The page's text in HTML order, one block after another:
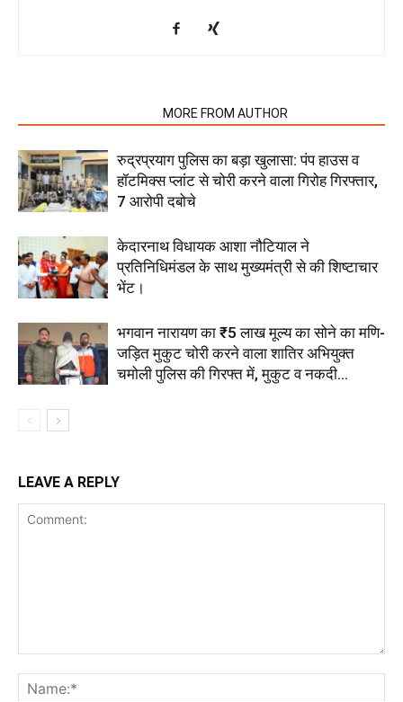
MORE FROM AUTHOR
रुद्रप्रयाग पुलिस का बड़ा खुलासा: पंप हाउस व
हॉटमिक्स प्लांट से चोरी करने वाला गिरोह गिरफ्तार,
7 आरोपी दबोचे
केदारनाथ विधायक आशा नौटियाल ने
प्रतिनिधिमंडल के साथ मुख्यमंत्री से की शिष्टाचार
भेंट।
भगवान नारायण का ₹5 लाख मूल्य का सोने का मणि-
जड़ित मुकुट चोरी करने वाला शातिर अभियुक्त
चमोली पुलिस की गिरफ्त में, मुकुट व नकदी...
LEAVE A REPLY